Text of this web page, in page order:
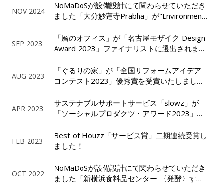
NOV 2024
NoMaDoSが設備設計にて関わらせていただき
ました「大分妙蓮寺Prabha」が"Environment
受賞しました。
SEP 2023
「層のオフィス」が「名古屋モザイク Design
Award 2023」ファイナリストに選出されまし
AUG 2023
「ぐるりの家」が「全国リフォームアイデア
コンテスト2023」優秀賞を受賞いたしまし
APR 2023
サステナブルサポートサービス「slowz」が
「ソーシャルプロダクツ・アワード2023」ソ
FEB 2023
Best of Houzz「サービス賞」二期連続受賞し
ました！
OCT 2022
NoMaDoSが設備設計にて関わらせていただき
ました「新横浜食料品センター 〈発酵〉する